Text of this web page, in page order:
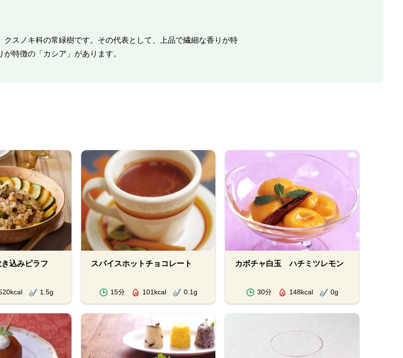
スノキ科の常緑樹です。その代表として、上品で繊細な香りが特
特徴の「カシア」があります。
込みピラフ
1.5g
スパイスホットチョコレート
15分 101kcal 0.1g
カボチャ白玉 ハチミツレモン
30分 148kcal 0g